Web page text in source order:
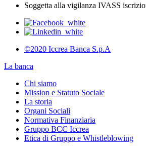
Soggetta alla vigilanza IVASS
©2020 Iccrea Banca S.p.A
La banca
Chi siamo
Mission e Statuto Sociale
La storia
Organi Sociali
Normativa Finanziaria
Gruppo BCC Iccrea
Etica di Gruppo e Whistleblowing